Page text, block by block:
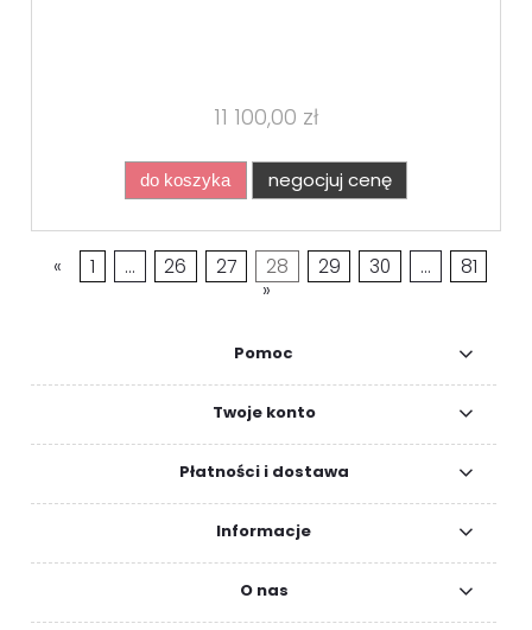
11 100,00 zł
do koszyka negocjuj cenę
« 1 ... 26 27 28 29 30 ...
81
»
Pomoc
Twoje konto
Płatności i dostawa
Informacje
O nas